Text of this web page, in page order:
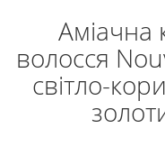
Аміачна
волосся
світло-